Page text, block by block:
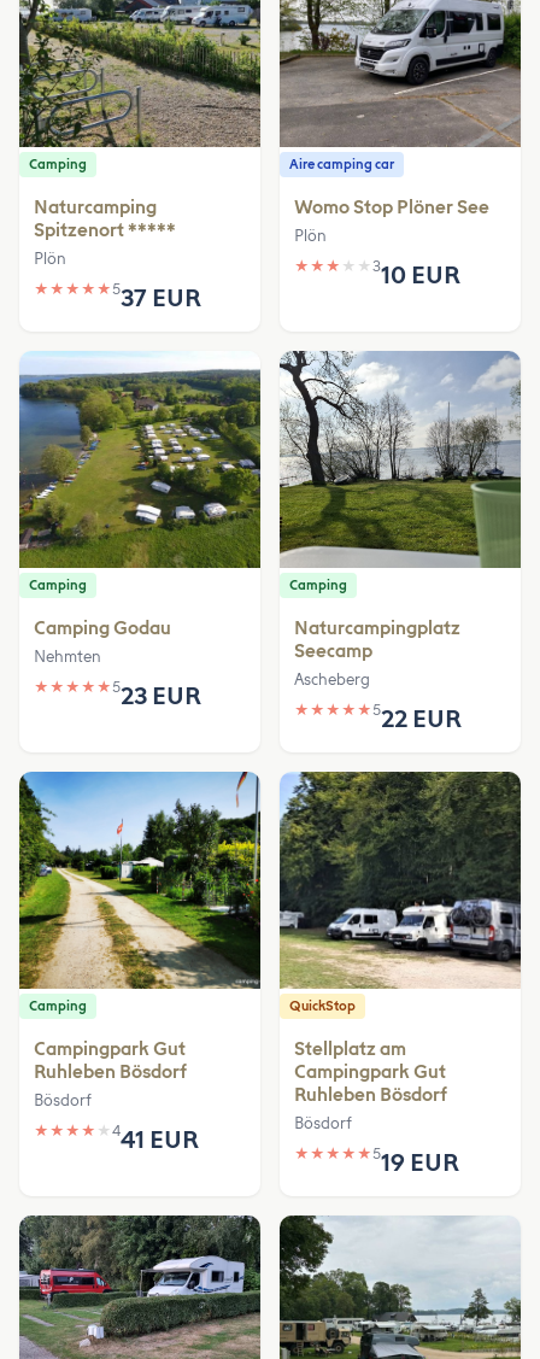
Camping
Naturcamping
Spitzenort *****
Plön
★ ★ ★ ★ ★537 EUR
Aire camping car
Womo Stop Plöner See
Plön
★ ★ ★ ★ ★ 310 EUR
Camping
Camping Godau
Nehmten
★ ★ ★ ★ ★523 EUR
Camping
Naturcampingplatz
Seecamp
Ascheberg
★ ★ ★ ★ ★522 EUR
Camping
Campingpark Gut
Ruhleben Bösdorf
Bösdorf
★ ★ ★ ★ ★ 441 EUR
QuickStop
Stellplatz am
Campingpark Gut
Ruhleben Bösdorf
Bösdorf
★ ★ ★ ★ ★519 EUR